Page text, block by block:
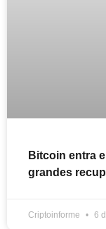
Bitcoin entra
grandes
Criptoinforme 6